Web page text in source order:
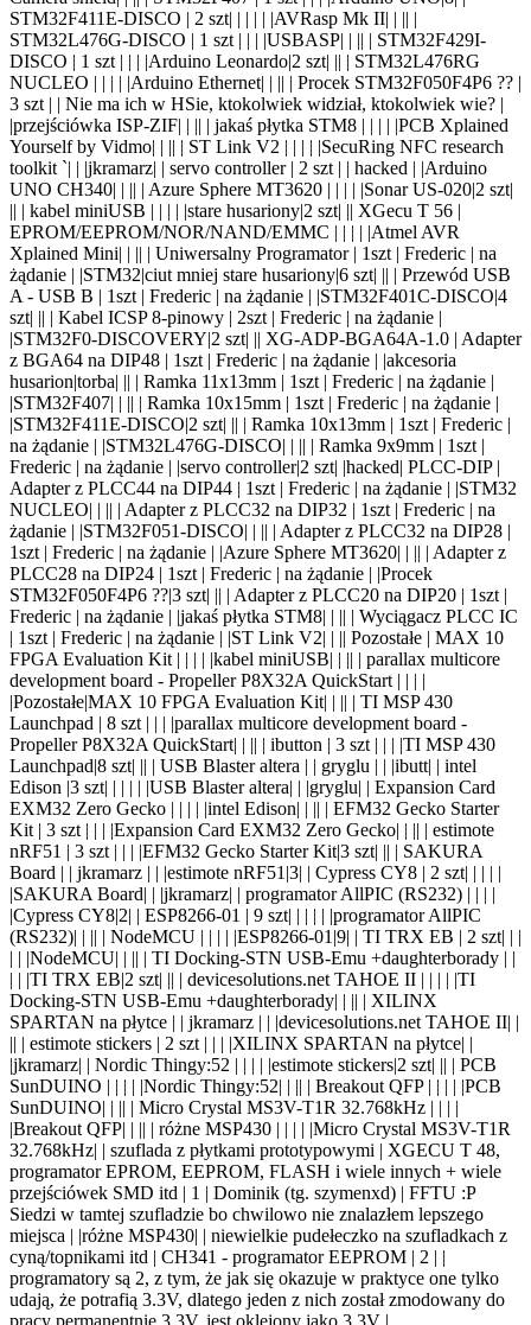
STM32F411E-DISCO | 2 szt| | | | | |AVRasp Mk II| | || |
STM32L476G-DISCO | 1 szt | | | |USBASP| | || | STM32F429I-
DISCO | 1 szt | | | |Arduino Leonardo|2 szt| || | STM32L476RG
NUCLEO | | | | |Arduino Ethernet| | || | Procek STM32F050F4P6 ?? |
3 szt | | Nie ma ich w HSie, ktokolwiek widział, ktokolwiek wie? |
|przejściówka ISP-ZIF| | || | jakaś płytka STM8 | | | | |PCB Xplained
Yourself by Vidmo| | || | ST Link V2 | | | | |SecuRing NFC research
toolkit `| | |jkramarz| | servo controller | 2 szt | | hacked | |Arduino
UNO CH340| | || | Azure Sphere MT3620 | | | | |Sonar US-020|2 szt|
|| | kabel miniUSB | | | | |stare husariony|2 szt| || XGecu T 56 |
EPROM/EEPROM/NOR/NAND/EMMC | | | | |Atmel AVR
Xplained Mini| | || | Uniwersalny Programator | 1szt | Frederic | na
żądanie | |STM32|ciut mniej stare husariony|6 szt| || | Przewód USB
A - USB B | 1szt | Frederic | na żądanie | |STM32F401C-DISCO|4
szt| || | Kabel ICSP 8-pinowy | 2szt | Frederic | na żądanie |
|STM32F0-DISCOVERY|2 szt| || XG-ADP-BGA64A-1.0 | Adapter
z BGA64 na DIP48 | 1szt | Frederic | na żądanie | |akcesoria
husarion|torba| || | Ramka 11x13mm | 1szt | Frederic | na żądanie |
|STM32F407| | || | Ramka 10x15mm | 1szt | Frederic | na żądanie |
|STM32F411E-DISCO|2 szt| || | Ramka 10x13mm | 1szt | Frederic |
na żądanie | |STM32L476G-DISCO| | || | Ramka 9x9mm | 1szt |
Frederic | na żądanie | |servo controller|2 szt| |hacked| PLCC-DIP |
Adapter z PLCC44 na DIP44 | 1szt | Frederic | na żądanie | |STM32
NUCLEO| | || | Adapter z PLCC32 na DIP32 | 1szt | Frederic | na
żądanie | |STM32F051-DISCO| | || | Adapter z PLCC32 na DIP28 |
1szt | Frederic | na żądanie | |Azure Sphere MT3620| | || | Adapter z
PLCC28 na DIP24 | 1szt | Frederic | na żądanie | |Procek
STM32F050F4P6 ??|3 szt| || | Adapter z PLCC20 na DIP20 | 1szt |
Frederic | na żądanie | |jakaś płytka STM8| | || | Wyciągacz PLCC IC
| 1szt | Frederic | na żądanie | |ST Link V2| | || Pozostałe | MAX 10
FPGA Evaluation Kit | | | | |kabel miniUSB| | || | parallax multicore
development board - Propeller P8X32A QuickStart | | | |
|Pozostałe|MAX 10 FPGA Evaluation Kit| | || | TI MSP 430
Launchpad | 8 szt | | | |parallax multicore development board -
Propeller P8X32A QuickStart| | || | ibutton | 3 szt | | | |TI MSP 430
Launchpad|8 szt| || | USB Blaster altera | | gryglu | | |ibutt| | intel
Edison |3 szt| | | | | |USB Blaster altera| | |gryglu| | Expansion Card
EXM32 Zero Gecko | | | | |intel Edison| | || | EFM32 Gecko Starter
Kit | 3 szt | | | |Expansion Card EXM32 Zero Gecko| | || | estimote
nRF51 | 3 szt | | | |EFM32 Gecko Starter Kit|3 szt| || | SAKURA
Board | | jkramarz | | |estimote nRF51|3| | Cypress CY8 | 2 szt| | | | |
|SAKURA Board| | |jkramarz| | programator AllPIC (RS232) | | | |
|Cypress CY8|2| | ESP8266-01 | 9 szt| | | | | |programator AllPIC
(RS232)| | || | NodeMCU | | | | |ESP8266-01|9| | TI TRX EB | 2 szt| | |
| | |NodeMCU| | || | TI Docking-STN USB-Emu +daughterborady | |
| | |TI TRX EB|2 szt| || | devicesolutions.net TAHOE II | | | | |TI
Docking-STN USB-Emu +daughterborady| | || | XILINX
SPARTAN na płytce | | jkramarz | | |devicesolutions.net TAHOE II| |
|| | estimote stickers | 2 szt | | | |XILINX SPARTAN na płytce| |
|jkramarz| | Nordic Thingy:52 | | | | |estimote stickers|2 szt| || | PCB
SunDUINO | | | | |Nordic Thingy:52| | || | Breakout QFP | | | | |PCB
SunDUINO| | || | Micro Crystal MS3V-T1R 32.768kHz | | | |
|Breakout QFP| | || | różne MSP430 | | | | |Micro Crystal MS3V-T1R
32.768kHz| | szuflada z płytkami prototypowymi | XGECU T 48,
programator EPROM, EEPROM, FLASH i wiele innych + wiele
przejściówek SMD itd | 1 | Dominik (tg. szymenxd) | FFTU :P
Siedzi w tamtej szufladzie bo chwilowo nie znalazłem lepszego
miejsca | |różne MSP430| | niewielkie pudełeczko na szufladkach z
cyną/topnikami itd | CH341 - programator EEPROM | 2 | |
programatory są 2, z tym, że jak się okazuje w praktyce one tylko
udają, że potrafią 3.3V, dlatego jeden z nich został zmodowany do